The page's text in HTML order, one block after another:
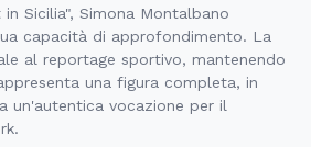
Sicilia", Simona Montalbano
capacità di approfondimento. La
al reportage sportivo, mantenendo
una figura completa, in
un'autentica vocazione per il